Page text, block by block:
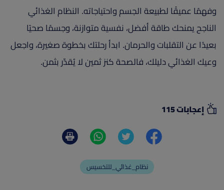
وفهمًا عميقًا لطبيعة الجسم واحتياجاته. النظام الغذائي
الناجح يمنحك طاقة أفضل، نفسية متوازنة، وجسمًا صحيًا
بعيدًا عن التقلبات والحرمان. ابدأ رحلتك بخطوة صغيرة، واجعل
وعيك الغذائي دليلك، فالصحة كنز ثمين لا يُقدّر بثمن.
إعجابات 115
نظام_غذائي_للتخسيس